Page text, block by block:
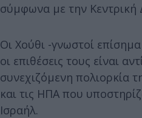
σύμφωνα με την Κεντρική
Οι Χούθι -γνωστοί
οι επιθέσεις τους είναι
συνεχιζόμενη πολιορκία
και τις ΗΠΑ που
Ισραήλ.